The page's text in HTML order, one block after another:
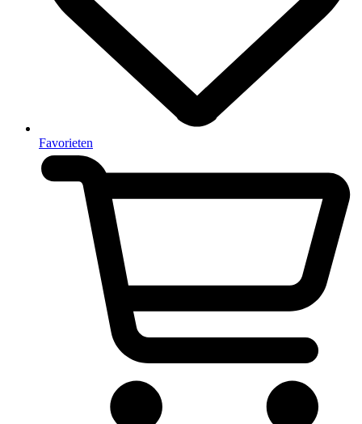
Favorieten